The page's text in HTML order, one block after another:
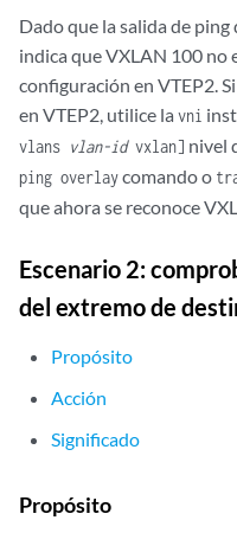
Dado que la salida de
indica que VXLAN 100 no
configuración en VTEP2.
en VTEP2, utilice la vni
vlans vlan-idvxlan] nivel
ping overlaycomando o
que ahora se reconoce
Escenario 2:
del extremo de
Propósito
Acción
Significado
Propósito